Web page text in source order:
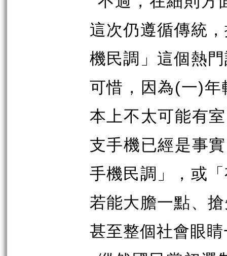
這次仍遵循傳統
機民調」這個熱
可惜，因為(一)年
本上不太可能有
支手機已經是事
手機民調」，或
若能大膽一點、
甚至整個社會眼